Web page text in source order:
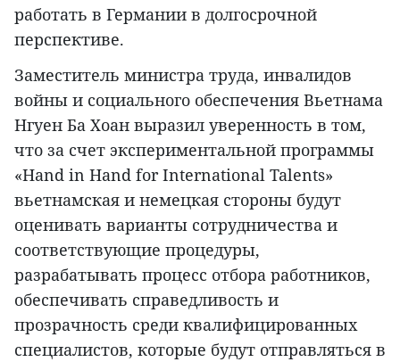
работать в Германии в долгосрочной
перспективе.
Заместитель министра труда, инвалидов
войны и социального обеспечения Вьетнама
Нгуен Ба Хоан выразил уверенность в том,
что за счет экспериментальной программы
«Hand in Hand for International Talents»
вьетнамская и немецкая стороны будут
оценивать варианты сотрудничества и
соответствующие процедуры,
разрабатывать процесс отбора работников,
обеспечивать справедливость и
прозрачность среди квалифицированных
специалистов, которые будут отправляться в